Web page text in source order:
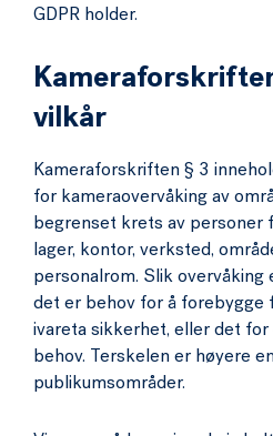
GDPR holder.
vilkår
Kameraforskriften § 3
for kameraovervåking av
begrenset krets av personer
lager, kontor, verksted,
personalrom. Slik
det er behov for å forebygge
ivareta sikkerhet, eller det
behov. Terskelen er høyere
publikumsområder.